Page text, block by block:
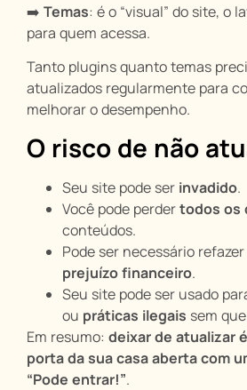
➡️ Temas: é o “visual” do site, o
para quem acessa.
Tanto plugins quanto temas
atualizados regularmente para
melhorar o desempenho.
O risco de não
Seu site pode ser invadido.
Você pode perdertodos os
conteúdos.
Pode ser necessário
prejuízo financeiro.
Seu site pode ser usado
ou práticas ilegais sem
Em resumo: deixar de atualizar
porta da sua casa aberta com
“Pode entrar!”.